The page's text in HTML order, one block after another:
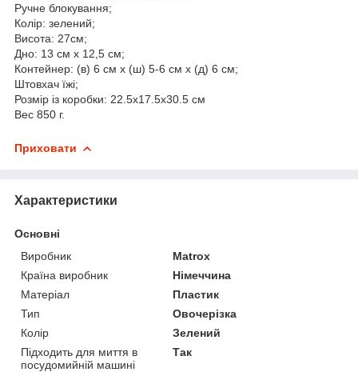
Ручне блокування;
Колір: зелений;
Висота: 27см;
Дно: 13 см x 12,5 см;
Контейнер: (в) 6 см x (ш) 5-6 см x (д) 6 см;
Штовхач їжі;
Розмір із коробки: 22.5x17.5x30.5 см
Вес 850 г.
Приховати
Характеристики
Основні
Виробник
Matrox
Країна виробник
Німеччина
Матеріал
Пластик
Тип
Овочерізка
Колір
Зелений
Підходить для миття в
посудомийній машині
Так